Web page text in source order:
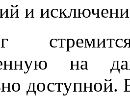
и
на
доступной.